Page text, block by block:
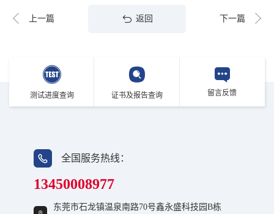
上一篇 返回 下一篇
测试进度查询 证书及报告查询 留言反馈
全国服务热线：
13450008977
东莞市石龙镇温泉南路70号鑫永盛科技园B栋